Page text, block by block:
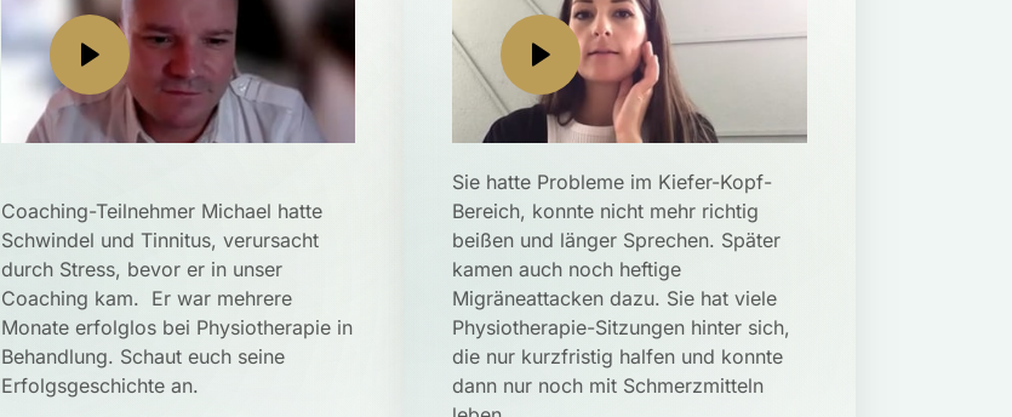
Coaching-Teilnehmer Michael hatte
Schwindel und Tinnitus, verursacht
durch Stress, bevor er in unser
Coaching kam.  Er war mehrere
Monate erfolglos bei Physiotherapie in
Behandlung. Schaut euch seine
Sie hatte Probleme im Kiefer-Kopf-
Bereich, konnte nicht mehr richtig
beißen und länger Sprechen. Später
kamen auch noch heftige
Migräneattacken dazu. Sie hat viele
Physiotherapie-Sitzungen hinter sich,
die nur kurzfristig halfen und konnte
dann nur noch mit Schmerzmitteln